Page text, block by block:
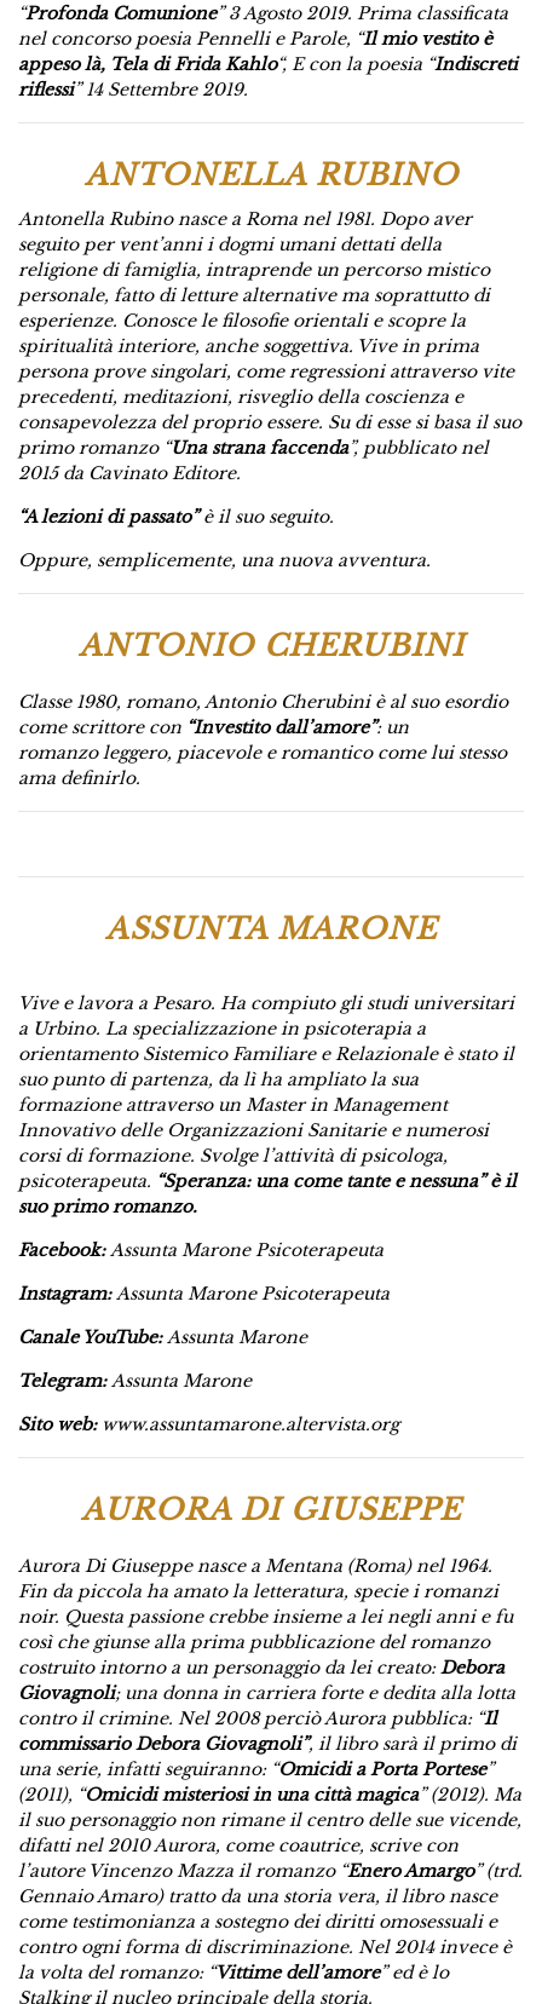
“Profonda Comunione” 3 Agosto 2019. Prima classificata
nel concorso poesia Pennelli e Parole, “Il mio vestito è
appeso là, Tela di Frida Kahlo“, Econ la poesia “Indiscreti
riflessi” 14 Settembre 2019.
ANTONELLA RUBINO
Antonella Rubino nasce a Roma nel 1981. Dopo aver
seguito per vent’anni i dogmi umani dettati della
religione di famiglia, intraprende un percorso mistico
personale, fatto di letture alternative ma soprattutto di
esperienze. Conosce le filosofie orientali e scopre la
spiritualità interiore, anche soggettiva. Vive in prima
persona prove singolari, come regressioni attraverso vite
precedenti, meditazioni, risveglio della coscienza e
consapevolezza del proprio essere. Su di esse si basa il suo
primo romanzo “Una strana faccenda”, pubblicato nel
2015 da Cavinato Editore.
“A lezioni di passato”è il suo seguito.
Oppure, semplicemente, una nuova avventura.
ANTONIO CHERUBINI
Classe 1980, romano, Antonio Cherubini è al suo esordio
come scrittore con “Investito dall’amore”: un
romanzoleggero, piacevole e romantico come lui stesso
ama definirlo.
ASSUNTA MARONE
Vive e lavora a Pesaro. Ha compiuto gli studi universitari
a Urbino. La specializzazione in psicoterapia a
orientamento Sistemico Familiare e Relazionale è stato il
suo punto di partenza, da lì ha ampliato la sua
formazione attraverso un Master in Management
Innovativo delle Organizzazioni Sanitarie e numerosi
corsi di formazione. Svolge l’attività di psicologa,
psicoterapeuta. “Speranza: una come tante e nessuna” è il
suo primo romanzo.
Facebook:Assunta Marone Psicoterapeuta
Instagram:Assunta Marone Psicoterapeuta
Canale YouTube:Assunta Marone
Telegram:Assunta Marone
Sito web:www.assuntamarone.altervista.org
AURORA DI GIUSEPPE
Aurora Di Giuseppe nasce a Mentana (Roma) nel 1964.
Fin da piccola ha amato la letteratura, specie i romanzi
noir. Questa passione crebbe insieme a lei negli anni e fu
così che giunse alla prima pubblicazione del romanzo
costruito intorno a un personaggio da lei creato:Debora
Giovagnoli; una donna in carriera forte e dedita alla lotta
contro il crimine. Nel 2008 perciò Aurora pubblica: “Il
commissario Debora Giovagnoli”, il libro sarà il primo di
una serie, infatti seguiranno: “Omicidi a Porta Portese”
(2011), “Omicidi misteriosi in una città magica” (2012). Ma
il suo personaggio non rimane il centro delle sue vicende,
difatti nel 2010 Aurora, come coautrice, scrive con
l’autore Vincenzo Mazza il romanzo “Enero Amargo” (trd.
Gennaio Amaro) tratto da una storia vera, il libro nasce
come testimonianza a sostegno dei diritti omosessuali e
contro ogni forma di discriminazione. Nel 2014 invece è
la volta del romanzo: “Vittime dell’amore” ed è lo
Stalking il nucleo principale della storia.